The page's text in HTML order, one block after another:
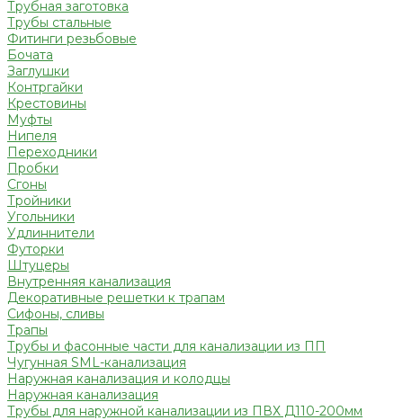
Трубная заготовка
Трубы стальные
Фитинги резьбовые
Бочата
Заглушки
Контргайки
Крестовины
Муфты
Нипеля
Переходники
Пробки
Сгоны
Тройники
Угольники
Удлиннители
Футорки
Штуцеры
Внутренняя канализация
Декоративные решетки к трапам
Сифоны, сливы
Трапы
Трубы и фасонные части для канализации из ПП
Чугунная SML-канализация
Наружная канализация и колодцы
Наружная канализация
Трубы для наружной канализации из ПВХ Д110-200мм